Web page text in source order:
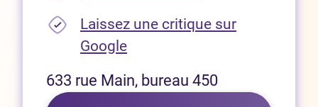
Laissez une critique sur
Google(Ouvre dans un nouvel
633 rue Main, bureau 450